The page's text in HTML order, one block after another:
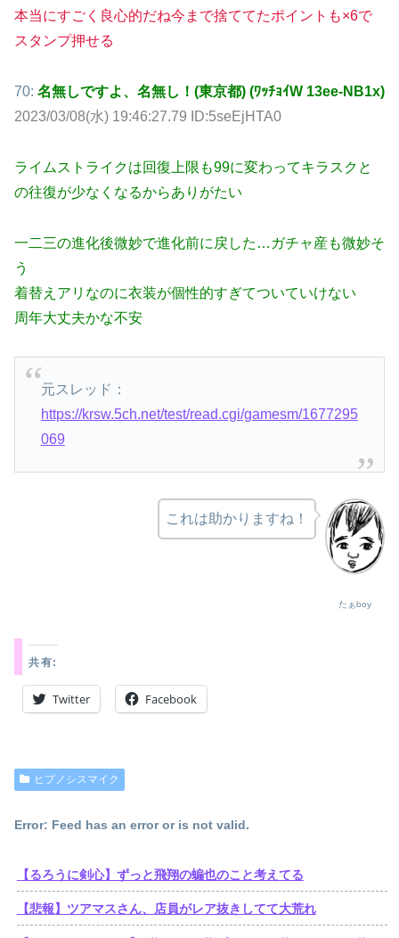
本当にすごく良心的だね今まで捨ててたポイントも×6で
スタンプ押せる
70: 名無しですよ、名無し！(東京都) (ﾜｯﾁｮｲW 13ee-NB1x)
2023/03/08(水) 19:46:27.79 ID:5seEjHTA0
ライムストライクは回復上限も99に変わってキラスクと
の往復が少なくなるからありがたい
一二三の進化後微妙で進化前に戻した…ガチャ産も微妙そ
う
着替えアリなのに衣装が個性的すぎてついていけない
周年大丈夫かな不安
元スレッド：
https://krsw.5ch.net/test/read.cgi/gamesm/1677295
069
たぁboy
これは助かりますね！
共有:
Twitter Facebook
ヒプノシスマイク
Error: Feed has an error or is not valid.
【るろうに剣心】ずっと飛翔の蝙也のこと考えてる
【悲報】ツアマスさん、店員がレア抜きしてて大荒れ